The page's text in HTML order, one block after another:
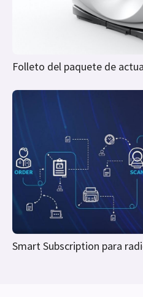
Folleto del paquete de
Smart Subscription para